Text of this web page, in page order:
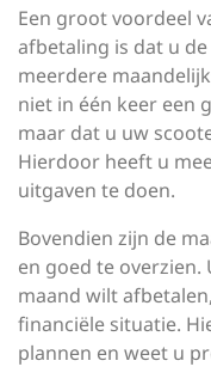
Een groot voordeel
afbetaling is dat u
meerdere
niet in één keer een
maar dat u uw
Hierdoor heeft u
uitgaven te doen.
Bovendien zijn de
en goed te overzien.
maand wilt
financiële situatie.
plannen en weet u